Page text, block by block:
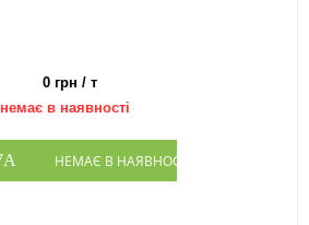
0 грн / т
немає в наявності
НЕМАЄ В НАЯВНОСТІ